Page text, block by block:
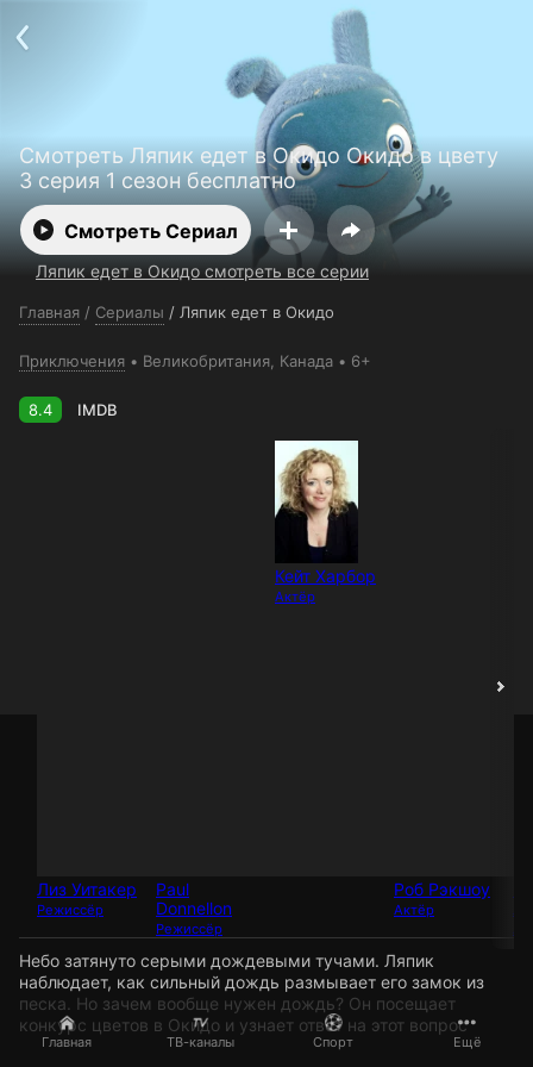
Смотреть 3650 дней бесплатно
Главная ТВ-каналы Спорт Ещё
Смотреть Ляпик едет в Окидо Окидо в цвету
3 серия 1 сезон бесплатно
Смотреть Сериал
Ляпик едет в Окидо смотреть все серии
Главная / Сериалы / Ляпик едет в Окидо
Приключения Великобритания , Канада 6+
8.4 IMDB
Лиз Уитакер
Режиссёр
Paul
Donnellon
Режиссёр
Кейт Харбор
Актёр
Роб Рэкшоу
Актёр
Небо затянуто серыми дождевыми тучами. Ляпик
наблюдает, как сильный дождь размывает его замок из
песка. Но зачем вообще нужен дождь? Он посещает
конкурс цветов в Окидо и узнает ответ на этот вопрос
Пользовательское соглашение
Политика конфиденциальности
Открыть приложение